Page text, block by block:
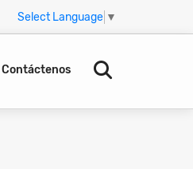
Select Language ▼
Contáctenos